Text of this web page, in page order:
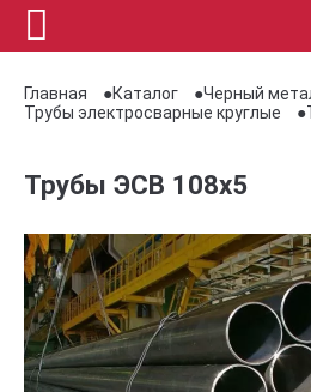
Главная Каталог Черный
Трубы электросварные круглые
Трубы ЭСВ 108х5